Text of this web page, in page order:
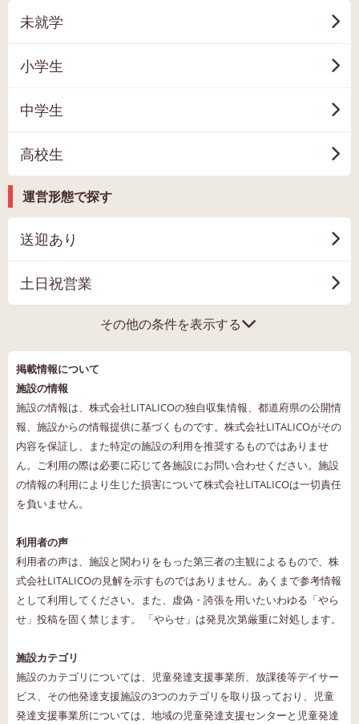
未就学
小学生
中学生
高校生
運営形態で探す
送迎あり
土日祝営業
その他の条件を表示する
掲載情報について
施設の情報
施設の情報は、株式会社LITALICOの独自収集情報、都道府県の公開情
報、施設からの情報提供に基づくものです。株式会社LITALICOがその
内容を保証し、また特定の施設の利用を推奨するものではありませ
ん。ご利用の際は必要に応じて各施設にお問い合わせください。施設
の情報の利用により生じた損害について株式会社LITALICOは一切責任
を負いません。
利用者の声
利用者の声は、施設と関わりをもった第三者の主観によるもので、株
式会社LITALICOの見解を示すものではありません。あくまで参考情報
として利用してください。また、虚偽・誇張を用いたいわゆる「やら
せ」投稿を固く禁じます。 「やらせ」は発見次第厳重に対処します。
施設カテゴリ
施設のカテゴリについては、児童発達支援事業所、放課後等デイサー
ビス、その他発達支援施設の3つのカテゴリを取り扱っており、児童
発達支援事業所については、地域の児童発達支援センターと児童発達